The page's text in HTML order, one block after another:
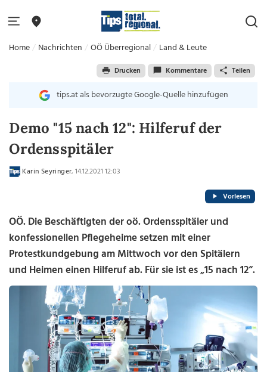
Home Nachrichten OÖ Überregional Land & Leute
Drucken Kommentare Teilen
tips.at als bevorzugte Google-Quelle hinzufügen
Demo "15 nach 12": Hilferuf der
Ordensspitäler
Karin Seyringer, 14.12.2021 12:03
Vorlesen
OÖ. Die Beschäftigten der oö. Ordensspitäler und
konfessionellen Pflegeheime setzen mit einer
Protestkundgebung am Mittwoch vor den Spitälern
und Heimen einen Hilferuf ab. Für sie ist es „15 nach 12“.